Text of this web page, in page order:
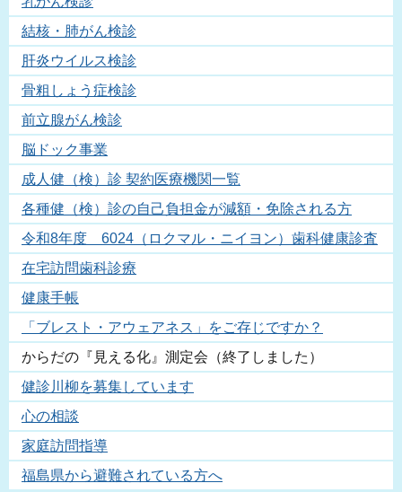
結核・肺がん検診
肝炎ウイルス検診
骨粗しょう症検診
前立腺がん検診
脳ドック事業
成人健（検）診 契約医療機関一覧
各種健（検）診の自己負担金が減額・免除される方
令和8年度 6024（ロクマル・ニイヨン）歯科健康診査
在宅訪問歯科診療
健康手帳
「ブレスト・アウェアネス」をご存じですか？
からだの『見える化』測定会（終了しました）
健診川柳を募集しています
心の相談
家庭訪問指導
福島県から避難されている方へ